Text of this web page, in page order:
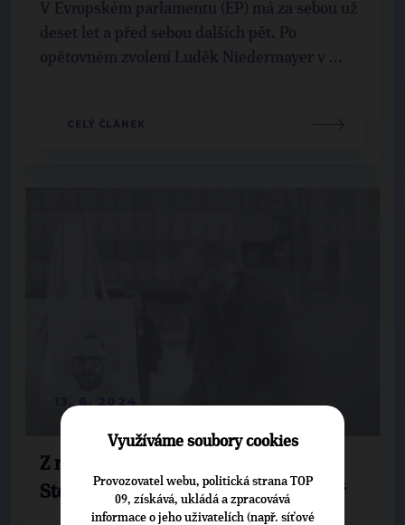
V Evropském parlamentu (EP) má za sebou už
deset let a před sebou dalších pět. Po
opětovném zvolení Luděk Niedermayer v ...
CELÝ ČLÁNEK
Z radnice v Bubenči až do Bruselu.
Stojíme na prahu nové éry, říká Kolář
Využíváme soubory cookies
Provozovatel webu, politická strana TOP
09, získává, ukládá a zpracovává
informace o jeho uživatelích (např. síťové